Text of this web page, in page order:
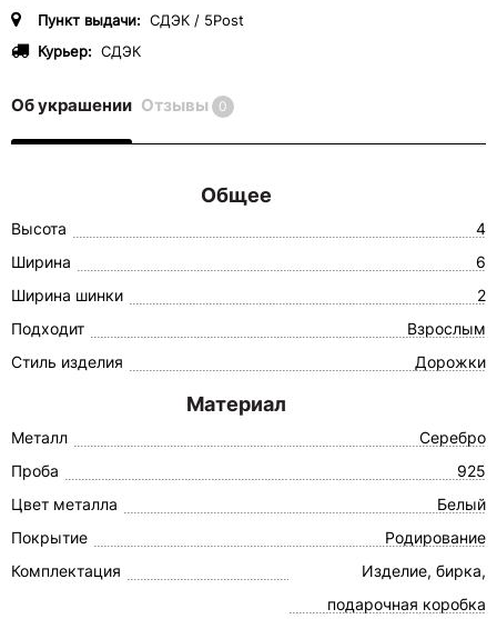
Пункт выдачи: СДЭК / 5Post
Курьер: СДЭК
Об украшении Отзывы 0
Общее
Высота
4
Ширина
6
Ширина шинки
2
Подходит
Взрослым
Стиль изделия
Дорожки
Материал
Металл
Серебро
Проба
925
Цвет металла
Белый
Покрытие
Родирование
Комплектация
Изделие, бирка,
подарочная коробка